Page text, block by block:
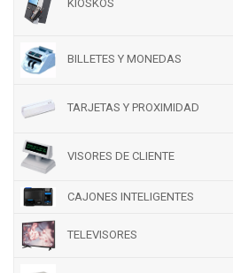
KIOSKOS
BILLETES Y MONEDAS
TARJETAS Y PROXIMIDAD
VISORES DE CLIENTE
CAJONES INTELIGENTES
TELEVISORES